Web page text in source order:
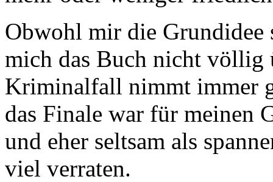
Obwohl mir die Grundidee
mich das Buch nicht völlig
Kriminalfall nimmt immer
das Finale war für meinen
und eher seltsam als
viel verraten.